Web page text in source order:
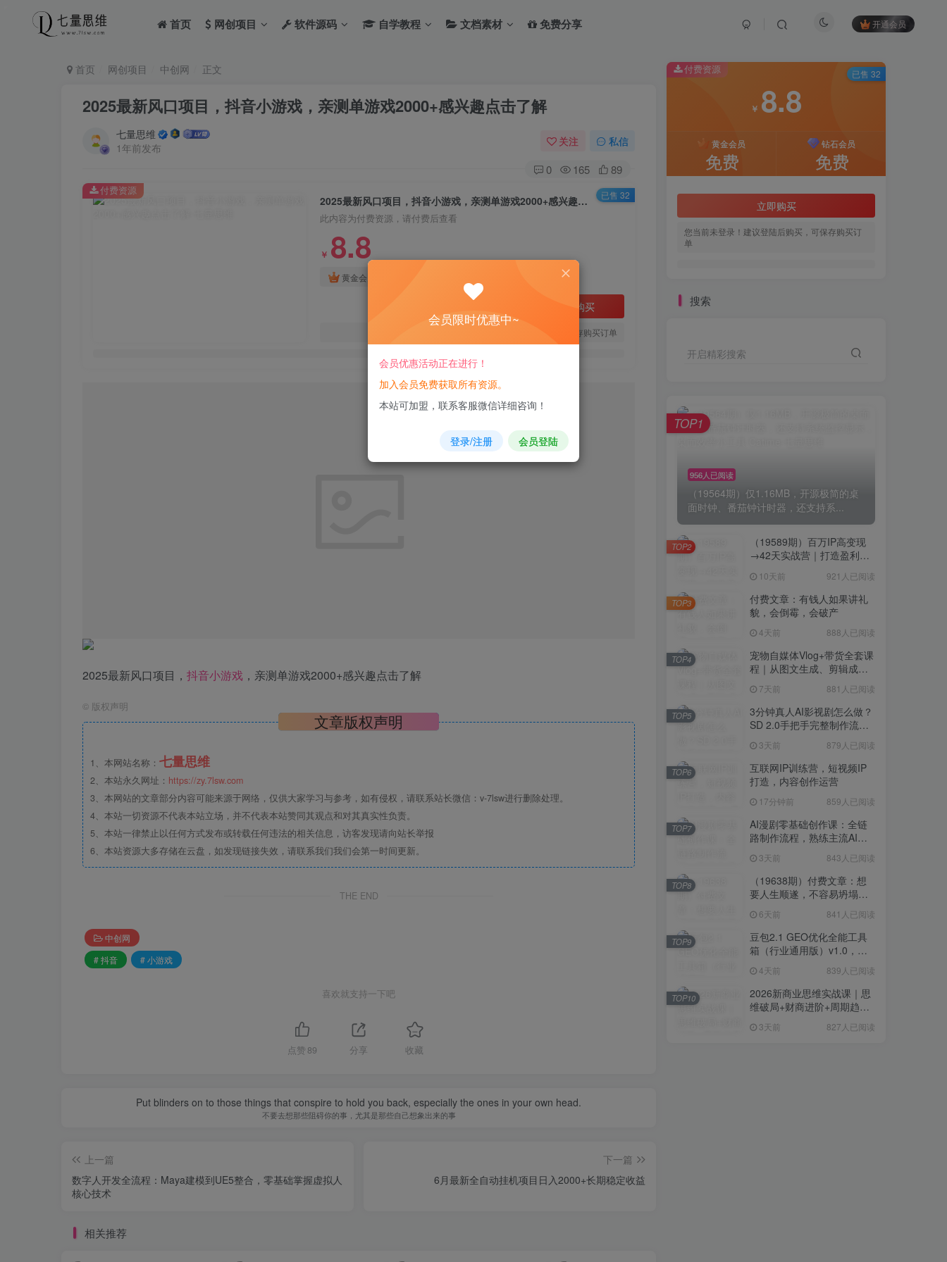
首页 网创项目 软件源码 自学教程 文档素材 免费分享 开通会员
首页 网创项目 中创网 正文
2025最新风口项目，抖音小游戏，亲测单游戏2000+感兴趣点击了解
七量思维
1年前发布
关注 私信
0 165 89
2025最新风口项目，抖音小游戏，亲测单游戏2000+感兴趣点击了解
此内容为付费资源，请付费后查看
￥ 8.8
黄金会员
立即购买
您当前未登录！建议登陆后购买，可保存购买订单
付费资源 已售 32
2025最新风口项目， 抖音小游戏 ，亲测单游戏2000+感兴趣点击了解
© 版权声明
文章版权声明
1、本网站名称： 七量思维
2、本站永久网址： https://zy.7lsw.com
3、本网站的文章部分内容可能来源于网络，仅供大家学习与参考，如有侵权，请联系站长微信：v-7lsw进行删除处理。
4、本站一切资源不代表本站立场，并不代表本站赞同其观点和对其真实性负责。
5、本站一律禁止以任何方式发布或转载任何违法的相关信息，访客发现请向站长举报
6、本站资源大多存储在云盘，如发现链接失效，请联系我们我们会第一时间更新。
THE END
中创网
# 抖音
# 小游戏
喜欢就支持一下吧
点赞 89 分享 收藏
Put blinders on to those things that conspire to hold you back, especially the ones in your own head.
不要去想那些阻碍你的事，尤其是那些自己想象出来的事
上一篇
数字人开发全流程：Maya建模到UE5整合，零基础掌握虚拟人
核心技术
下一篇
6月最新全自动挂机项目日入2000+长期稳定收益
相关推荐
付费资源
￥ 8.8
黄金会员
免费
钻石会员
免费
立即购买
您当前未登录！建议登陆后购买，可保存购买订
单
已售 32
搜索
开启精彩搜索
956人已阅读
（19564期）仅1.16MB，开源极简的桌
面时钟、番茄钟计时器，还支持系...
TOP1
（19589期）百万IP高变现
→42天实战营｜打造盈利赚
域转化批量成交积累客户案
例
10天前 921人已阅读
TOP2
付费文章：有钱人如果讲礼
貌，会倒霉，会破产
4天前 888人已阅读
TOP3
宠物自媒体Vlog+带货全套课
程｜从图文生成、剪辑成片
7天前 881人已阅读
TOP4
3分钟真人AI影视剧怎么做？
SD 2.0手把手完整制作流程
无限生成
3天前 879人已阅读
TOP5
互联网IP训练营，短视频IP
打造，内容创作运营
17分钟前 859人已阅读
TOP6
AI漫剧零基础创作课：全链
路制作流程，熟练主流AI工
3天前 843人已阅读
TOP7
（19638期）付费文章：想
要人生顺遂，不容易坍塌，
6天前 841人已阅读
TOP8
豆包2.1 GEO优化全能工具
箱（行业通用版）v1.0，会
景4天前 839人已阅读
TOP9
2026新商业思维实战课｜思
维破局+财商进阶+周期趋势
度解析全体系
3天前 827人已阅读
TOP10
会员限时优惠中~
会员优惠活动正在进行！
加入会员免费获取所有资源。
本站可加盟，联系客服微信详细咨询！
登录/注册 会员登陆